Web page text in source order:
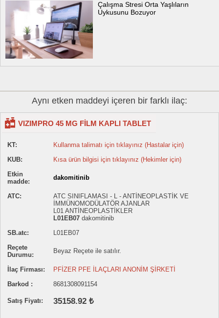
Çalışma Stresi Orta Yaşlıların
Uykusunu Bozuyor
Aynı etken maddeyi içeren bir farklı ilaç:
VIZIMPRO 45 MG FİLM KAPLI TABLET
KT:
Kullanma talimatı için tıklayınız (Hastalar için)
KUB:
Kısa ürün bilgisi için tıklayınız (Hekimler için)
Etkin
madde:
dakomitinib
ATC:
ATC SINIFLAMASI - L - ANTİNEOPLASTİK VE
İMMÜNOMODÜLATÖR AJANLAR
L01 ANTİNEOPLASTİKLER
L01EB07 dakomitinib
SB.atc:
L01EB07
Reçete
Durumu:
Beyaz Reçete ile satılır.
İlaç Firması:
PFİZER PFE İLAÇLARI ANONİM ŞİRKETİ
Barkod :
8681308091154
Satış Fiyatı: 35158.92 ₺